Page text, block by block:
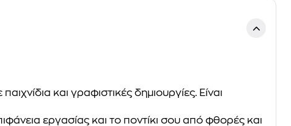
και γραφιστικές δημιουργίες. Είναι
εργασίας και το ποντίκι σου από φθορές και